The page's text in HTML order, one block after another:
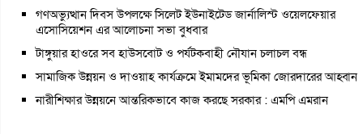
গণঅভ্যুত্থান দিবস উপলক্ষে সিলেট ইউনাইটেড জার্নালিস্ট ওয়েলফেয়ার
এসোসিয়েশন এর আলোচনা সভা বুধবার
টাঙ্গুয়ার হাওরে সব হাউসবোট ও পর্যটকবাহী নৌযান চলাচল বন্ধ
সামাজিক উন্নয়ন ও দাওয়াহ কার্যক্রমে ইমামদের ভূমিকা জোরদারের আহ্বান
নারীশিক্ষার উন্নয়নে আন্তরিকভাবে কাজ করছে সরকার : এমপি এমরান